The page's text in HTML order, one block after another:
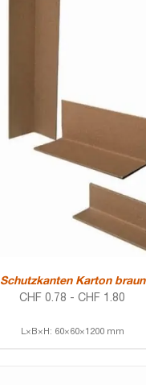
Schutzkanten Karton braun
CHF 0.78 - CHF 1.80
L×B×H: 60×60×1200 mm